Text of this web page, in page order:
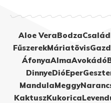
Aloe VeraBodzaCsalád
FűszerekMáriatövis
ÁfonyaAlmaAvokádó
DinnyeDióEper
MandulaMeggy
KaktuszKukorica